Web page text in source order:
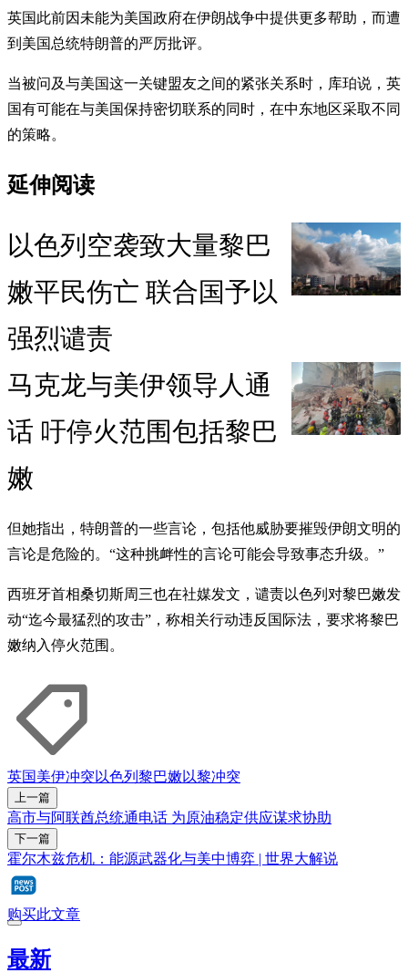
英国此前因未能为美国政府在伊朗战争中提供更多帮助，而遭
到美国总统特朗普的严厉批评。
当被问及与美国这一关键盟友之间的紧张关系时，库珀说，英
国有可能在与美国保持密切联系的同时，在中东地区采取不同
的策略。
延伸阅读
以色列空袭致大量黎巴
嫩平民伤亡 联合国予以
强烈谴责
马克龙与美伊领导人通
话 吁停火范围包括黎巴
嫩
但她指出，特朗普的一些言论，包括他威胁要摧毁伊朗文明的
言论是危险的。“这种挑衅性的言论可能会导致事态升级。”
西班牙首相桑切斯周三也在社媒发文，谴责以色列对黎巴嫩发
动“迄今最猛烈的攻击”，称相关行动违反国际法，要求将黎巴
嫩纳入停火范围。
英国美伊冲突以色列 黎巴嫩以黎冲突
上一篇
高市与阿联酋总统通电话 为原油稳定供应谋求协助
下一篇
霍尔木兹危机：能源武器化与美中博弈 | 世界大解说
购买此文章
最新